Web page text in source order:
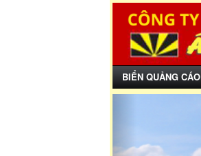
BIỂN QUẢNG CÁO